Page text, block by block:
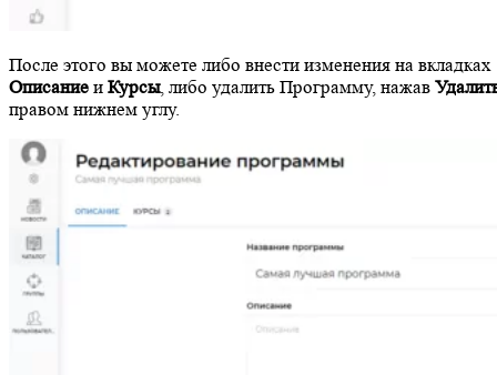
После этого вы можете либо внести изменения на вкладках
Описание и Курсы, либо удалить Программу, нажав
правом нижнем углу.